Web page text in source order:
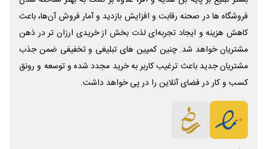
فروشگاه ها در صحنه رقابت و افزایش بازدید و آمار فروش آن‌ها، باعث
کاهش هزینه و ایجاد تجربه‌ای لذت بخش از خریدی ارزان تر در ذهن
مشتریان خواهد شد. چنین کمپین های تبلیغی و تخفیفی ضمن جذب
مشتریان جدید باعث ترغیب کاربر به خرید مجدد شده و توسعه و رونق
کسب و کار در فضای آنلاین را در پی خواهد داشت.